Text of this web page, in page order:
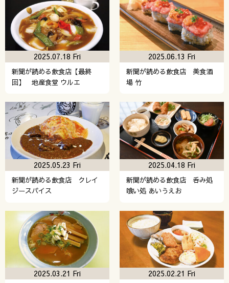
新聞が読める飲食店【最終
回】 地産食堂 ウルエ
2025.07.18 Fri
新聞が読める飲食店 美食酒
場 竹
2025.06.13 Fri
新聞が読める飲食店 クレイ
ジースパイス
2025.05.23 Fri
新聞が読める飲食店 呑み処
喰い処 あいうえお
2025.04.18 Fri
2025.03.21 Fri 2025.02.21 Fri